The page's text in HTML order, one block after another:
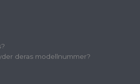
deras modellnummer?